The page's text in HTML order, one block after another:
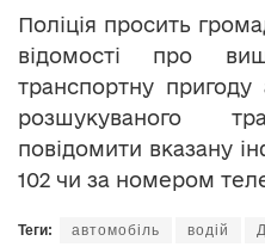
Поліція просить
відомості про
транспортну
розшукуваного
повідомити вказану
102 чи за номером
Теги: автомобіль водій